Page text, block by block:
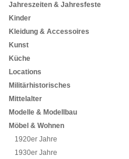
Jahreszeiten & Jahresfeste
Kinder
Kleidung & Accessoires
Kunst
Küche
Locations
Militärhistorisches
Mittelalter
Modelle & Modellbau
Möbel & Wohnen
1920er Jahre
1930er Jahre